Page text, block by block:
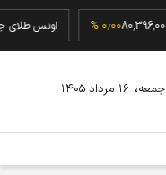
80,396,000۰٫۰۰ % اونس
جمعه، ۱۶ مرداد ۱۴۰۵